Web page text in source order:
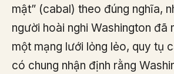
mật” (cabal) theo đúng nghĩa,
người hoài nghi Washington đã
một mạng lưới lỏng lẻo, quy tụ
có chung nhận định rằng